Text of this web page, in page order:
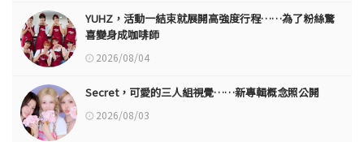
YUHZ，活動一結束就展開高強度行程……為了粉絲驚
喜變身成咖啡師
2026/08/04
Secret，可愛的三人組視覺……新專輯概念照公開
2026/08/03